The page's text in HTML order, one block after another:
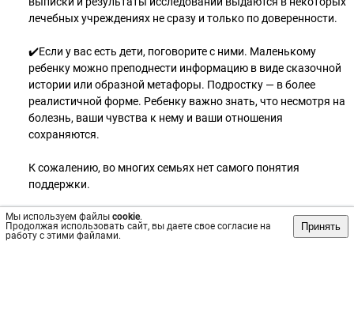
Мы используем файлы cookie.
Продолжая использовать сайт, вы даете свое согласие на
работу с этими файлами.
Принять
лечебных учреждениях не сразу и только по доверенности.
✔️Если у вас есть дети, поговорите с ними. Маленькому
ребенку можно преподнести информацию в виде сказочной
истории или образной метафоры. Подростку — в более
реалистичной форме. Ребенку важно знать, что несмотря на
болезнь, ваши чувства к нему и ваши отношения
сохраняются.
К сожалению, во многих семьях нет самого понятия
поддержки.
Люди просто не умеют и не знают как и что можно сказать
онкологическому пациенту, а какие слова или действия